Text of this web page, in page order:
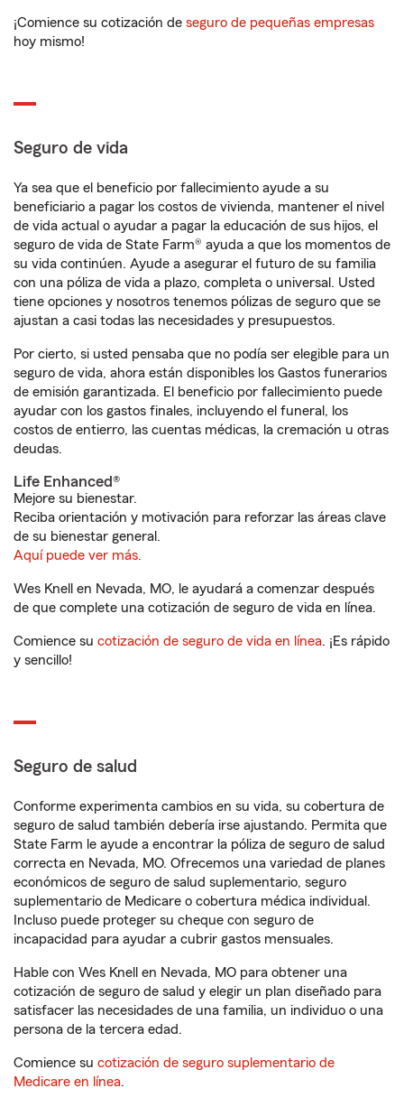
¡Comience su cotización de seguro de pequeñas empresas
hoy mismo!
Seguro de vida
Ya sea que el beneficio por fallecimiento ayude a su
beneficiario a pagar los costos de vivienda, mantener el nivel
de vida actual o ayudar a pagar la educación de sus hijos, el
seguro de vida de State Farm® ayuda a que los momentos de
su vida continúen. Ayude a asegurar el futuro de su familia
con una póliza de vida a plazo, completa o universal. Usted
tiene opciones y nosotros tenemos pólizas de seguro que se
ajustan a casi todas las necesidades y presupuestos.
Por cierto, si usted pensaba que no podía ser elegible para un
seguro de vida, ahora están disponibles los Gastos funerarios
de emisión garantizada. El beneficio por fallecimiento puede
ayudar con los gastos finales, incluyendo el funeral, los
costos de entierro, las cuentas médicas, la cremación u otras
deudas.
Life Enhanced®
Mejore su bienestar.
Reciba orientación y motivación para reforzar las áreas clave
de su bienestar general.
Aquí puede ver más.
Wes Knell en Nevada, MO, le ayudará a comenzar después
de que complete una cotización de seguro de vida en línea.
Comience su cotización de seguro de vida en línea. ¡Es rápido
y sencillo!
Seguro de salud
Conforme experimenta cambios en su vida, su cobertura de
seguro de salud también debería irse ajustando. Permita que
State Farm le ayude a encontrar la póliza de seguro de salud
correcta en Nevada, MO. Ofrecemos una variedad de planes
económicos de seguro de salud suplementario, seguro
suplementario de Medicare o cobertura médica individual.
Incluso puede proteger su cheque con seguro de
incapacidad para ayudar a cubrir gastos mensuales.
Hable con Wes Knell en Nevada, MO para obtener una
cotización de seguro de salud y elegir un plan diseñado para
satisfacer las necesidades de una familia, un individuo o una
persona de la tercera edad.
Comience su cotización de seguro suplementario de
Medicare en línea.